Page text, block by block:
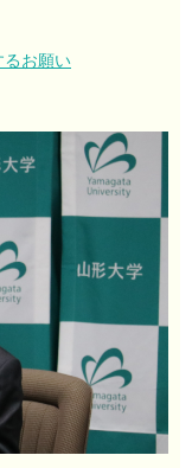
るお願い